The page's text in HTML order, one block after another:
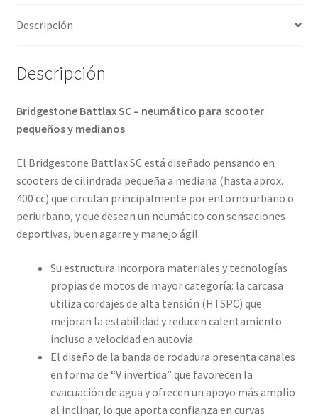
Descripción
Descripción
Bridgestone Battlax SC – neumático para scooter
pequeños y medianos
El Bridgestone Battlax SC está diseñado pensando en
scooters de cilindrada pequeña a mediana (hasta aprox.
400 cc) que circulan principalmente por entorno urbano o
periurbano, y que desean un neumático con sensaciones
deportivas, buen agarre y manejo ágil.
Su estructura incorpora materiales y tecnologías
propias de motos de mayor categoría: la carcasa
utiliza cordajes de alta tensión (HTSPC) que
mejoran la estabilidad y reducen calentamiento
incluso a velocidad en autovía.
El diseño de la banda de rodadura presenta canales
en forma de “V invertida” que favorecen la
evacuación de agua y ofrecen un apoyo más amplio
al inclinar, lo que aporta confianza en curvas